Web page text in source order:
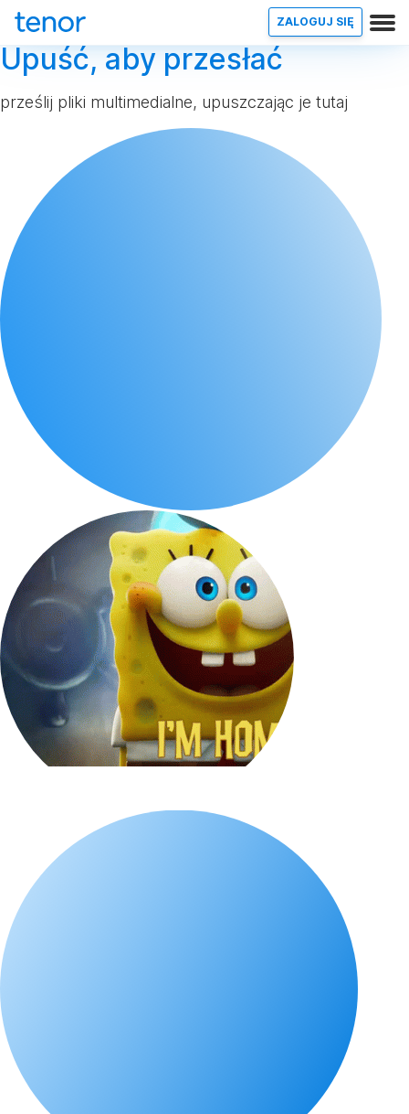
ZALOGUJ SIĘ
Upuść, aby przesłać
prześlij pliki multimedialne, upuszczając je tutaj